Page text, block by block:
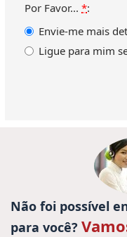
Por Favor... *:
Envie-me mais
Ligue para mim
Não foi possível
para você?